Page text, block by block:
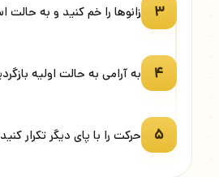
۳ زانوها را خم کنید و به حالت
۴ به آرامی به حالت اولیه
۵ حرکت را با پای دیگر تکرار